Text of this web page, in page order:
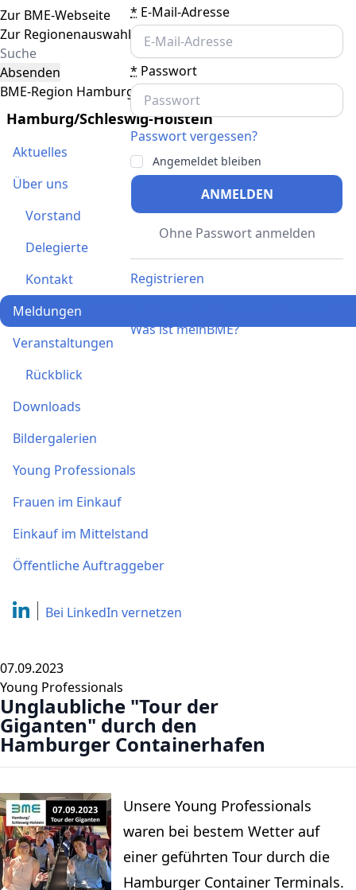
* E-Mail-Adresse
* Passwort
Passwort vergessen?
Angemeldet bleiben
ANMELDEN
Ohne Passwort anmelden
Registrieren
Was ist meinBME?
Toggle navigation
Zur BME-Webseite
Zur Regionenauswahl
Absenden
BME-Region Hamburg/Schleswig-Holstein
Hamburg/Schleswig-Holstein
Aktuelles
Über uns
Vorstand
Delegierte
Kontakt
Meldungen
Veranstaltungen
Rückblick
Downloads
Bildergalerien
Young Professionals
Frauen im Einkauf
Einkauf im Mittelstand
Öffentliche Auftraggeber
Bei LinkedIn vernetzen
07.09.2023
Young Professionals
Unglaubliche "Tour der
Giganten" durch den
Hamburger Containerhafen
Unsere Young Professionals
waren bei bestem Wetter auf
einer geführten Tour durch die
Hamburger Container Terminals.